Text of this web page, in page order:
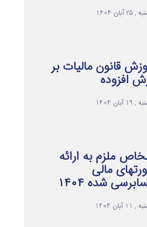
آبان 1404
قانون مالیات بر
افزوده
آبان 1404
ملزم به ارائه
مالی
شده ۱۴۰۴
آبان 1404